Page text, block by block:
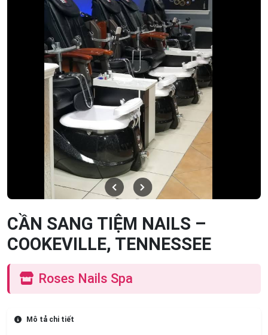
CẦN SANG TIỆM NAILS –
COOKEVILLE, TENNESSEE
Roses Nails Spa
Mô tả chi tiết